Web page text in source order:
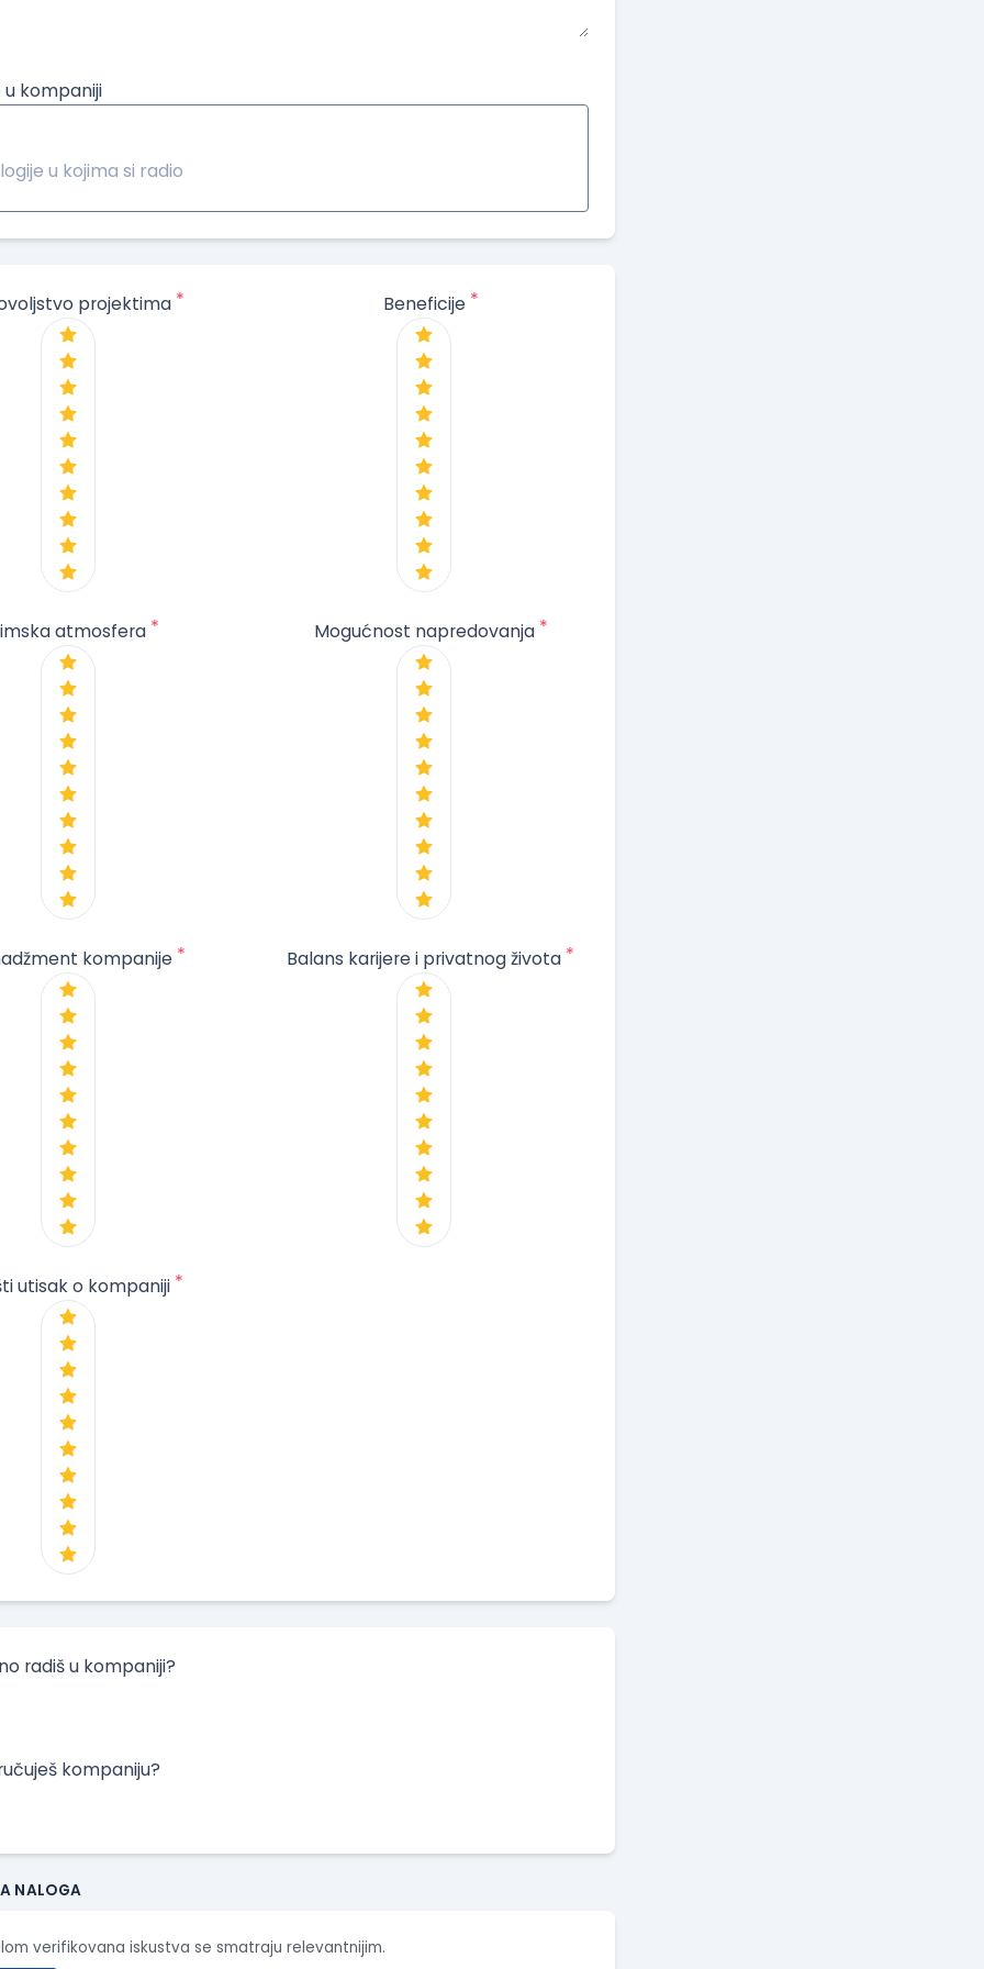
u kompaniji
u kojima si radio
projektima * Beneficije *
atmosfera * Mogućnost napredovanja *
kompanije * Balans karijere i privatnog života *
utisak o kompaniji *
radiš u kompaniji?
kompaniju?
NALOGA
verifikovana iskustva se smatraju relevantnijim.